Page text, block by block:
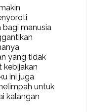
bagi manusia
yang tidak
kebijakan
ini juga
untuk
kalangan